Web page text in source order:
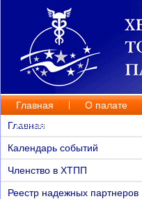
Главная О палате
Контакты
Главная
Календарь событий
Членство в ХТПП
Реестр надежных партнеров